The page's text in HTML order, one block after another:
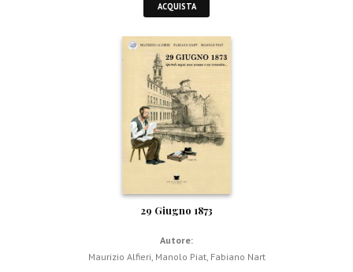
ACQUISTA
29 Giugno 1873
Autore:
Maurizio Alfieri, Manolo Piat, Fabiano Nart